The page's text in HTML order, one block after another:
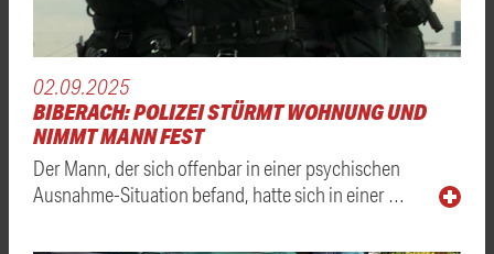
02.09.2025
BIBERACH: POLIZEI STÜRMT WOHNUNG UND
NIMMT MANN FEST
Der Mann, der sich offenbar in einer psychischen
Ausnahme-Situation befand, hatte sich in einer …